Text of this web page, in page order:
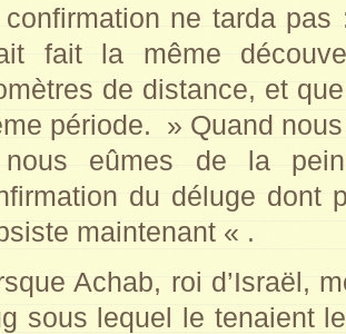
confirmation ne tarda pas
fait la même
de distance, et
période. » Quand
eûmes de la
du déluge dont
maintenant « .
Achab, roi d’Israël,
sous lequel le tenaient